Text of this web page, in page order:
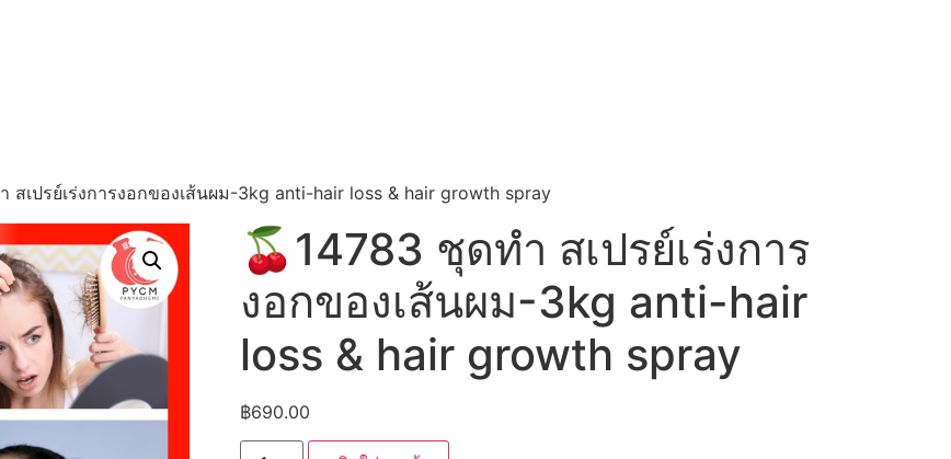
สเปรย์เร่งการงอกของเส้นผม-3kg anti-hair loss & hair growth spray
🍒14783 ชุดทำ สเปรย์เร่งการ
งอกของเส้นผม-3kg anti-hair
loss & hair growth spray
฿690.00
จำนวน